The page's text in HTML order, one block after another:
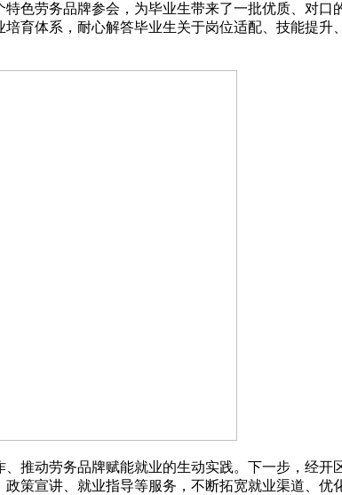
色劳务品牌参会，为毕业生带来了一批优质、对口
育体系，耐心解答毕业生关于岗位适配、技能提升
动劳务品牌赋能就业的生动实践。下一步，经开
策宣讲、就业指导等服务，不断拓宽就业渠道、优